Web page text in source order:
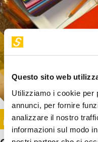
Questo sito web
Utilizziamo i cookie per
annunci, per fornire
analizzare il nostro
informazioni sul modo
Image
SUNDAY@STEP